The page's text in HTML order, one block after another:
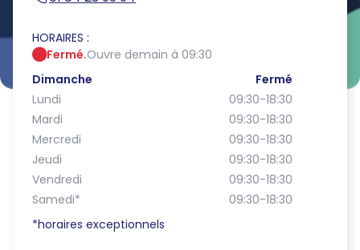
HORAIRES :
Fermé.Ouvre demain à 09:30
Dimanche
Fermé
Lundi
09:30-18:30
Mardi
09:30-18:30
Mercredi
09:30-18:30
Jeudi
09:30-18:30
Vendredi
09:30-18:30
Samedi*
09:30-18:30
*horaires exceptionnels